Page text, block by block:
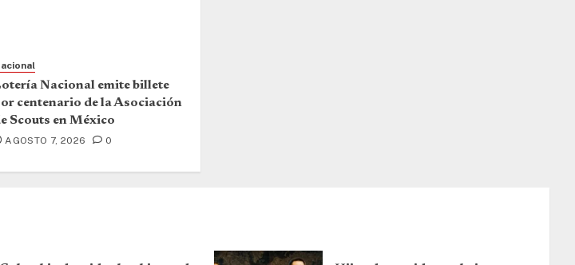
Nacional emite billete
centenario de la Asociación
Scouts en México
AGOSTO 7, 2026 0